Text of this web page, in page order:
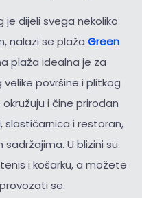
je dijeli svega nekoliko
nalazi se plaža Green
plaža idealna je za
površine i plitkog
i čine prirodan
slastičarnica i restoran,
U blizini su
i košarku, a možete
se.